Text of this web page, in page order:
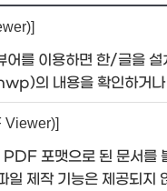
어를 이용하면 한/글을
의 내용을 확인하거나
Viewer)]
포맷으로 된 문서를
일 제작 기능은 제공되지